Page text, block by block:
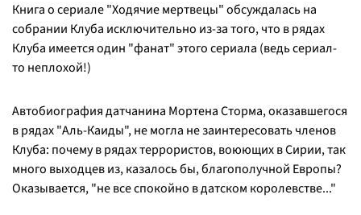
Книга о сериале "Ходячие мертвецы" обсуждалась на
собрании Клуба исключительно из-за того, что в рядах
Клуба имеется один "фанат" этого сериала (ведь сериал-
то неплохой!)
Автобиография датчанина Мортена Сторма, оказавшегося
в рядах "Аль-Каиды", не могла не заинтересовать членов
Клуба: почему в рядах террористов, воюющих в Сирии, так
много выходцев из, казалось бы, благополучной Европы?
Оказывается, "не все спокойно в датском королевстве..."